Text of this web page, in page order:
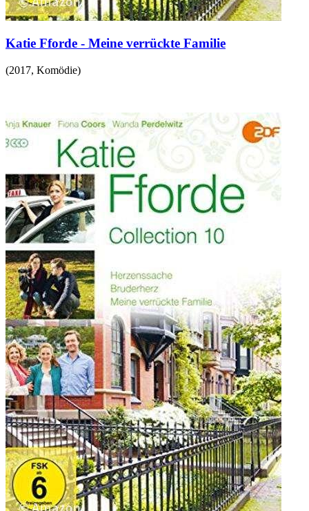
Katie Fforde - Meine verrückte Familie
(2017, Komödie)